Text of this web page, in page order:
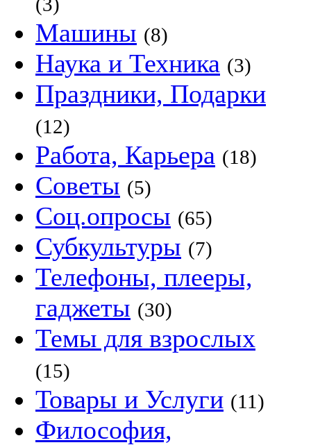
Машины (8)
Наука и Техника (3)
Праздники, Подарки
(12)
Работа, Карьера (18)
Советы (5)
Соц.опросы (65)
Субкультуры (7)
Телефоны, плееры,
гаджеты (30)
Темы для взрослых
(15)
Товары и Услуги (11)
Философия,